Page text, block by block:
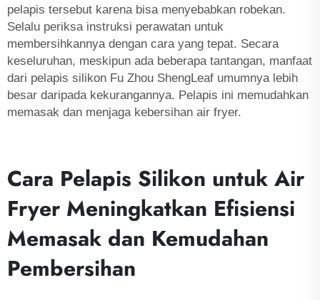
pelapis tersebut karena bisa menyebabkan robekan.
Selalu periksa instruksi perawatan untuk
membersihkannya dengan cara yang tepat. Secara
keseluruhan, meskipun ada beberapa tantangan, manfaat
dari pelapis silikon Fu Zhou ShengLeaf umumnya lebih
besar daripada kekurangannya. Pelapis ini memudahkan
memasak dan menjaga kebersihan air fryer.
Cara Pelapis Silikon untuk Air
Fryer Meningkatkan Efisiensi
Memasak dan Kemudahan
Pembersihan